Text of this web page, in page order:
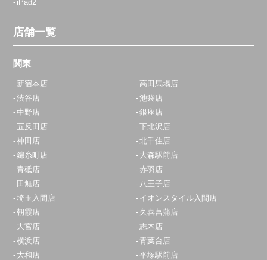
iPad2
店舗一覧
関東
新宿本店
高田馬場店
渋谷店
池袋店
中野店
銀座店
五反田店
下北沢店
神田店
北千住店
錦糸町店
大森駅前店
青砥店
赤羽店
田無店
八王子店
埼玉入間店
イオンスタイル入間店
朝霞店
久喜菖蒲店
大宮店
志木店
横浜店
青葉台店
大和店
平塚駅前店